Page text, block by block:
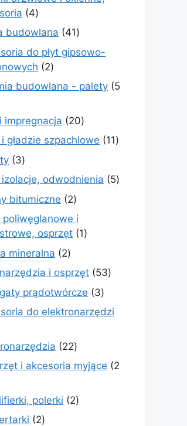
44
produkty
budowlana 4141
do płyt gipsowo-
22
produkty
budowlana - palety 5
impregnacja 2020
produktów
gładzie szpachlowe 1111
33
produkty
izolacje, odwodnienia 55
bitumiczne 22
produkty
poliwęglanowe i
osprzęt 11
mineralna 22
produkty
i osprzęt 5353
prądotwórcze 33
produkty
do elektronarzędzi
2222
produkty
i akcesoria myjące
2
polerki 22
22